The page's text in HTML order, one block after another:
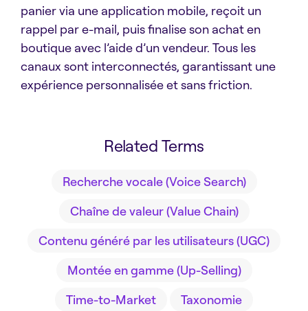
panier via une application mobile, reçoit un
rappel par e-mail, puis finalise son achat en
boutique avec l’aide d’un vendeur. Tous les
canaux sont interconnectés, garantissant une
expérience personnalisée et sans friction.
Related Terms
Recherche vocale (Voice Search)
Chaîne de valeur (Value Chain)
Contenu généré par les utilisateurs (UGC)
Montée en gamme (Up-Selling)
Time-to-Market
Taxonomie